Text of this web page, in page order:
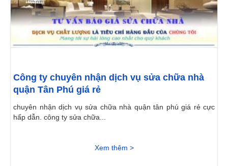
Công ty chuyên nhận dịch vụ sửa chữa nhà
quận Tân Phú giá rẻ
chuyên nhận dịch vụ sửa chữa nhà quận tân phú giá rẻ cực
hấp dẫn. công ty sửa chữa...
Xem thêm >